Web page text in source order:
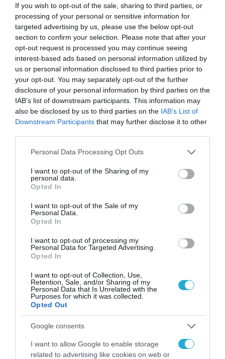
If you wish to opt-out of the sale, sharing to third parties, or
processing of your personal or sensitive information for
targeted advertising by us, please use the below opt-out
section to confirm your selection. Please note that after your
opt-out request is processed you may continue seeing
interest-based ads based on personal information utilized by
us or personal information disclosed to third parties prior to
your opt-out. You may separately opt-out of the further
disclosure of your personal information by third parties on the
IAB’s list of downstream participants. This information may
also be disclosed by us to third parties on the IAB’s List of
Downstream Participants that may further disclose it to other
Please note that this website/app uses one or more Google
not limited to your visit or usage behaviour. You may click to
grant or deny consent to Google and its third-party tags to
use your data for below specified purposes in below Google
consent section.
Personal Data Processing Opt Outs
I want to opt-out of the Sharing of my
personal data.
Opted In
I want to opt-out of the Sale of my
Personal Data.
Opted In
I want to opt-out of processing my
Personal Data for Targeted Advertising.
Opted In
I want to opt-out of Collection, Use,
Retention, Sale, and/or Sharing of my
Personal Data that Is Unrelated with the
Purposes for which it was collected.
Opted Out
Google consents
I want to allow Google to enable storage
related to advertising like cookies on web or
χρόνια μετά την έναρξη λειτουργίας της και
θα επιτύχει ελκυστικά περιθώρια κέρδους,
δημιουργώντας προστιθέμενη αξία τόσο για
τη Reunert όσο και για τον όμιλο CSG.
TAGS: REUNERT ΟΜΙΛΟΣ CSG